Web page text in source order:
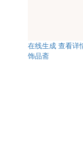
在线生成 查看详
饰品斋